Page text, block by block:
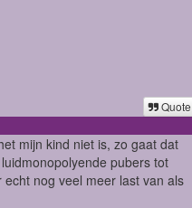
Quote
mijn kind niet is, zo gaat dat
pubers tot
nog veel meer last van als